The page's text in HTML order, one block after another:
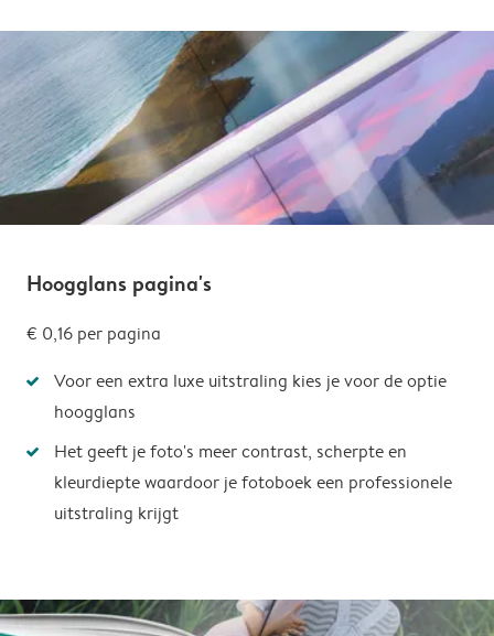
Hoogglans pagina's
€ 0,16 per pagina
Voor een extra luxe uitstraling kies je voor de optie
hoogglans
Het geeft je foto's meer contrast, scherpte en
kleurdiepte waardoor je fotoboek een professionele
uitstraling krijgt